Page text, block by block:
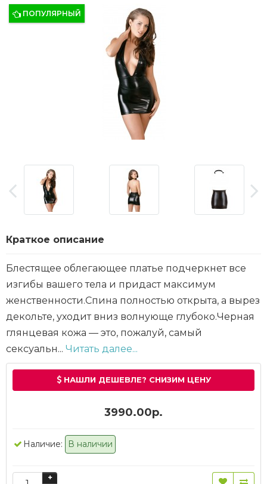
ПОПУЛЯРНЫЙ
Краткое описание
Блестящее облегающее платье подчеркнет все
изгибы вашего тела и придаст максимум
женственности.Спина полностью открыта, а вырез
декольте, уходит вниз волнующе глубоко.Черная
глянцевая кожа — это, пожалуй, самый
сексуальн... Читать далее...
НАШЛИ ДЕШЕВЛЕ? СНИЗИМ ЦЕНУ
3990.00р.
Наличие: В наличии